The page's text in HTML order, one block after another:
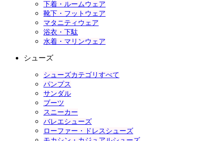
下着・ルームウェア
靴下・フットウェア
マタニティウェア
浴衣・下駄
水着・マリンウェア
シューズ
シューズカテゴリすべて
パンプス
サンダル
ブーツ
スニーカー
バレエシューズ
ローファー・ドレスシューズ